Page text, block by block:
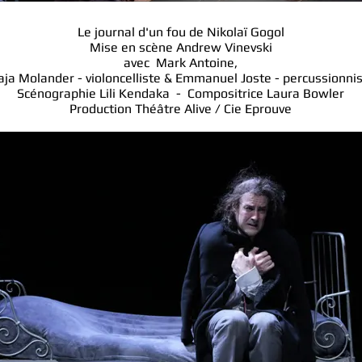
Le journal d'un fou de Nikolaï Gogol
Mise en scène Andrew Vinevski
avec Mark Antoine,
Molander - violoncelliste & Emmanuel Joste -
Scénographie Lili Kendaka - Compositrice Laura Bowler
Production Théâtre Alive / Cie Eprouve